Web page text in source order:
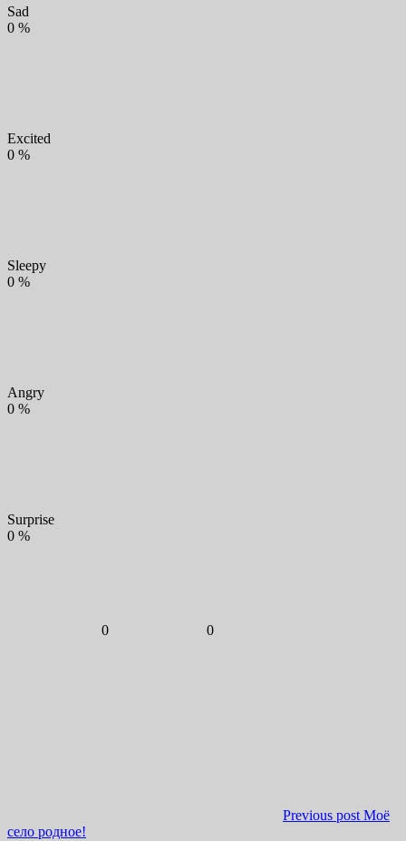
Sad
0 %
Excited
0 %
Sleepy
0 %
Angry
0 %
Surprise
0 %
0 0
Previous post Моё
село родное!